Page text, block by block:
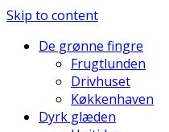
Skip to content
De grønne fingre
Frugtlunden
Drivhuset
Køkkenhaven
Dyrk glæden